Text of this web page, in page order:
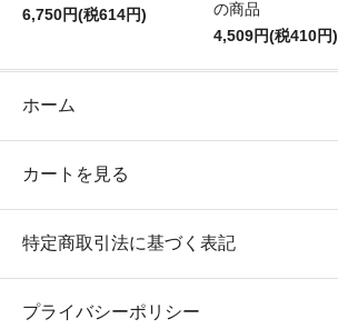
6,750円(税614円)
の商品
4,509円(税410円)
ホーム
カートを見る
特定商取引法に基づく表記
プライバシーポリシー